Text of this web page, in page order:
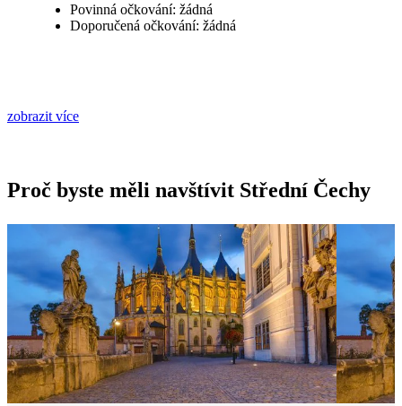
Povinná očkování: žádná
Doporučená očkování: žádná
zobrazit více
Proč byste měli navštívit Střední Čechy